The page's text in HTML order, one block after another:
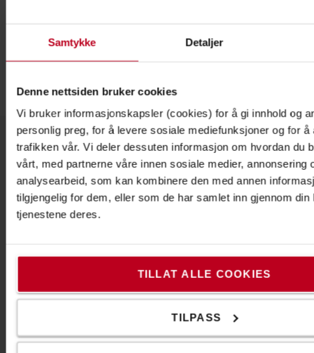
Samtykke Detaljer
Denne nettsiden bruker cookies
Vi bruker informasjonskapsler (cookies) for å gi innhold og
personlig preg, for å levere sosiale mediefunksjoner og for å
trafikken vår. Vi deler dessuten informasjon om hvordan du
vårt, med partnerne våre innen sosiale medier, annonsering
analysearbeid, som kan kombinere den med annen
tilgjengelig for dem, eller som de har samlet inn gjennom din
tjenestene deres.
TILLAT ALLE COOKIES
TILPASS
Om Toyota
Våre avdelinger
Hvorfor velge Toyota
Toyota Production System